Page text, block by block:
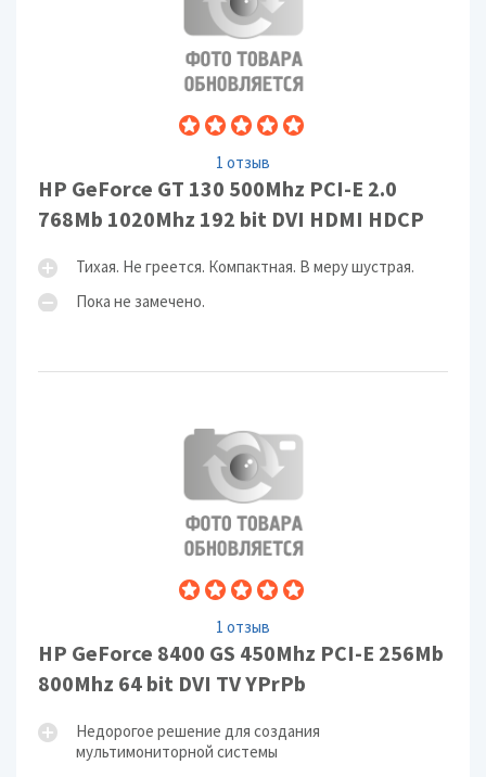
1 отзыв
HP GeForce GT 130 500Mhz PCI-E 2.0
768Mb 1020Mhz 192 bit DVI HDMI HDCP
Тихая. Не греется. Компактная. В меру шустрая.
Пока не замечено.
1 отзыв
HP GeForce 8400 GS 450Mhz PCI-E 256Mb
800Mhz 64 bit DVI TV YPrPb
Недорогое решение для создания
мультимониторной системы